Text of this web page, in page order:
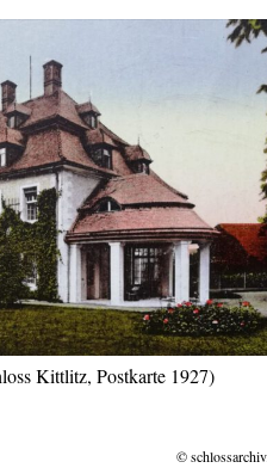
Kittlitz, Postkarte 1927)
©